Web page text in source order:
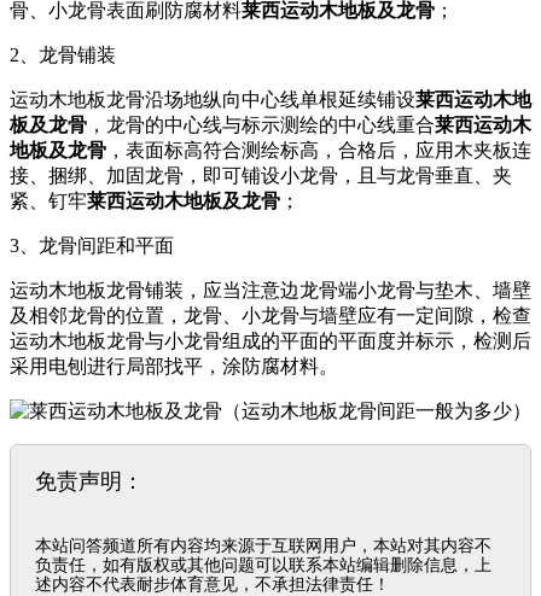
骨、小龙骨表面刷防腐材料莱西运动木地板及龙骨 ；
2、龙骨铺装
运动木地板龙骨沿场地纵向中心线单根延续铺设莱西运动木地
板及龙骨 ，龙骨的中心线与标示测绘的中心线重合莱西运动木
地板及龙骨 ，表面标高符合测绘标高，合格后，应用木夹板连
接、捆绑、加固龙骨，即可铺设小龙骨，且与龙骨垂直、夹
紧、钉牢莱西运动木地板及龙骨 ；
3、龙骨间距和平面
运动木地板龙骨铺装，应当注意边龙骨端小龙骨与垫木、墙壁
及相邻龙骨的位置，龙骨、小龙骨与墙壁应有一定间隙，检查
运动木地板龙骨与小龙骨组成的平面的平面度并标示，检测后
采用电刨进行局部找平，涂防腐材料。
免责声明：
本站问答频道所有内容均来源于互联网用户，本站对其内容不
负责任，如有版权或其他问题可以联系本站编辑删除信息，上
述内容不代表耐步体育意见，不承担法律责任！